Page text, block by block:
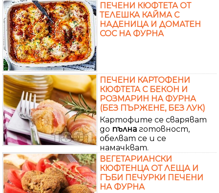
ПЕЧЕНИ КЮФТЕТА ОТ
ТЕЛЕШКА КАЙМА С
НАДЕНИЦА И ДОМАТЕН
СОС НА ФУРНА
ПЕЧЕНИ КАРТОФЕНИ
КЮФТЕТА С БЕКОН И
РОЗМАРИН НА ФУРНА
(БЕЗ ПЪРЖЕНЕ, БЕЗ ЛУК)
Картофите се сваряват
до пълна готовност,
обелват се и се
намачкват.
ВЕГЕТАРИАНСКИ
КЮФТЕНЦА ОТ ЛЕЩА И
ГЪБИ ПЕЧУРКИ ПЕЧЕНИ
НА ФУРНА